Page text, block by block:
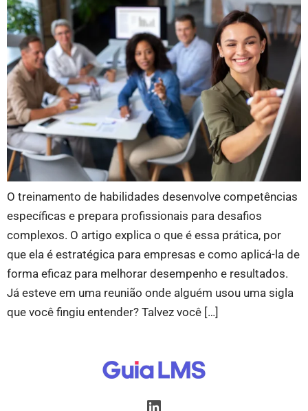
O treinamento de habilidades desenvolve competências
específicas e prepara profissionais para desafios
complexos. O artigo explica o que é essa prática, por
que ela é estratégica para empresas e como aplicá-la de
forma eficaz para melhorar desempenho e resultados.
Já esteve em uma reunião onde alguém usou uma sigla
que você fingiu entender? Talvez você […]